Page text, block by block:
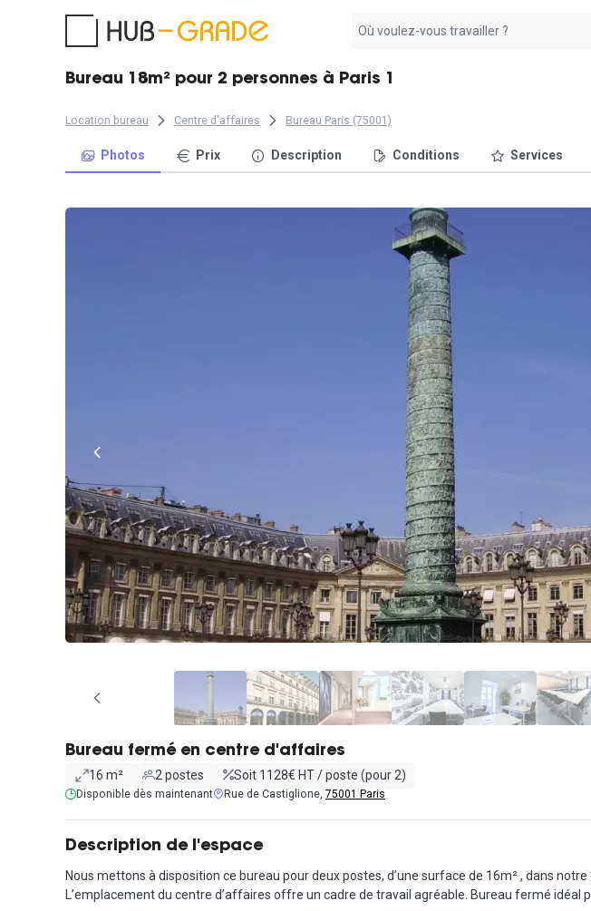
résultat
Bureau 18m² pour 2 personnes à Paris 1
Location bureau Centre d'affaires Bureau Paris (75001)
Photos Prix Description Conditions Services
Bureau fermé en centre d'affaires
16 m² 2 postes Soit 1128€ HT / poste (pour 2)
Disponible dès maintenant Rue de Castiglione, 75001 Paris
Description de l'espace
Nous mettons à disposition ce bureau pour deux postes, d’une surface de 16m² , dans
L’emplacement du centre d’affaires offre un cadre de travail agréable. Bureau fermé idéal